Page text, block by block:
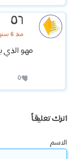
٥٦
منذ 6 سنوات الساعة 18:14
مهو الذي
0
اترك تعليقاً
الاسم